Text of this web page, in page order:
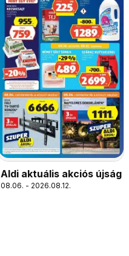
Aldi aktuális akciós újság
08.06. - 2026.08.12.